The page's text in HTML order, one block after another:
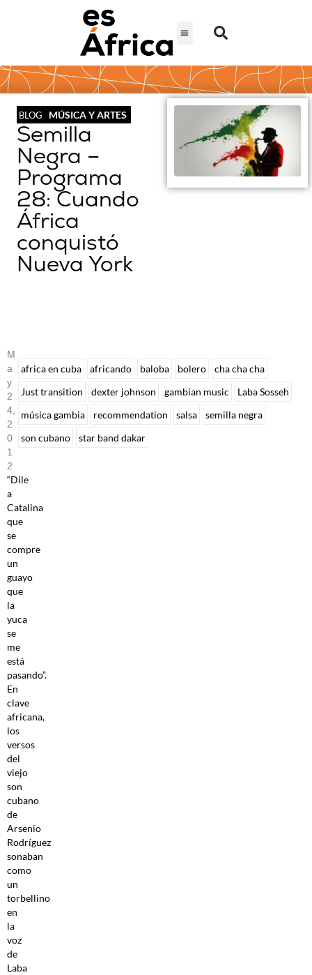
BLOG MÚSICA Y ARTES
Semilla
Negra –
Programa
28: Cuando
África
conquistó
Nueva York
M
A
Y
2
4,
2
0
1
2
“Dile
a
Catalina
que
se
compre
un
guayo
que
la
yuca
se
me
está
pasando”.
En
clave
africana,
los
versos
del
viejo
son
cubano
de
Arsenio
Rodríguez
sonaban
como
un
torbellino
en
la
voz
de
Laba
africa en cuba africando baloba bolero
cha cha cha
Just transition
dexter johnson gambian music
Laba Sosseh
música gambia
recommendation salsa
semilla negra
son cubano
star band dakar